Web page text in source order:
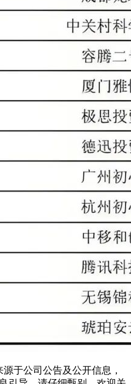
源于公司公告及公开信息，